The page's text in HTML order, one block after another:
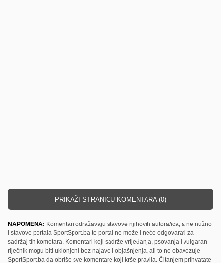
PRIKAŽI STRANICU KOMENTARA (0)
NAPOMENA: Komentari odražavaju stavove njihovih autora/ica, a ne nužno
i stavove portala SportSport.ba te portal ne može i neće odgovarati za
sadržaj tih kometara. Komentari koji sadrže vrijeđanja, psovanja i vulgaran
riječnik mogu biti uklonjeni bez najave i objašnjenja, ali to ne obavezuje
SportSport.ba da obriše sve komentare koji krše pravila. Čitanjem prihvatate